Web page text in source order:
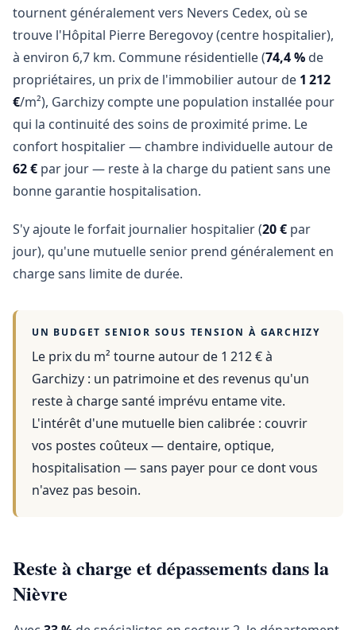
tournent généralement vers Nevers Cedex, où se
trouve l'Hôpital Pierre Beregovoy (centre hospitalier),
à environ 6,7 km. Commune résidentielle (74,4 % de
propriétaires, un prix de l'immobilier autour de 1 212
€/m²), Garchizy compte une population installée pour
qui la continuité des soins de proximité prime. Le
confort hospitalier — chambre individuelle autour de
62 € par jour — reste à la charge du patient sans une
bonne garantie hospitalisation.
S'y ajoute le forfait journalier hospitalier (20 € par
jour), qu'une mutuelle senior prend généralement en
charge sans limite de durée.
UN BUDGET SENIOR SOUS TENSION À GARCHIZY
Le prix du m² tourne autour de 1 212 €à
Garchizy : un patrimoine et des revenus qu'un
reste à charge santé imprévu entame vite.
L'intérêt d'une mutuelle bien calibrée : couvrir
vos postes coûteux — dentaire, optique,
hospitalisation — sans payer pour ce dont vous
n'avez pas besoin.
Reste à charge et dépassements dans la
Nièvre